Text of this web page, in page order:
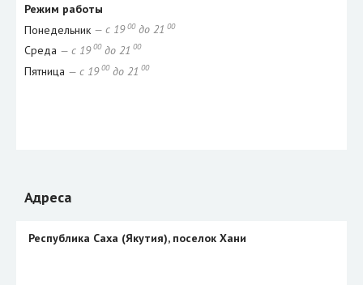
Режим работы
Понедельник — с 19 00до 21 00
Среда — с 19 00до 21 00
Пятница — с 19 00до 21 00
Адреса
Республика Саха (Якутия), поселок Хани